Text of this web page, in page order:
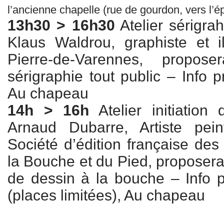
l’ancienne chapelle (rue de gourdon, vers
13h30 > 16h30 Atelier
Klaus Waldrou, graphiste et
Pierre-de-Varennes,
sérigraphie tout public – Info
Au chapeau
14h > 16h Atelier initiation
Arnaud Dubarre, Artiste
Société d’édition française
la Bouche et du Pied,
de dessin à la bouche – Info
(places limitées), Au chapeau